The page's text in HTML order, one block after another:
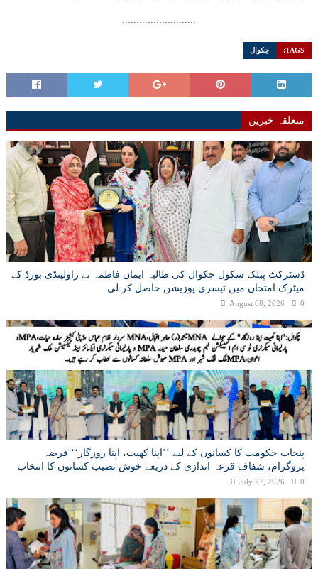
..........................
TAGS: چکوال
متعلقہ خبریں
ڈسٹرکٹ پبلک سکول چکوال کی طالبہ ایمان فاطمہ نے راولپنڈی بورڈ کے
میٹرک امتحان میں تیسری پوزیشن حاصل کر لی
August 08, 2026 0
پنجاب حکومت کا کسانوں کے لیے ’’اپنا کھیت، اپنا روزگار‘‘ قرضہ
پروگرام، شفاف قرعہ اندازی کے ذریعے خوش نصیب کسانوں کا انتخاب
July 27, 2026 0